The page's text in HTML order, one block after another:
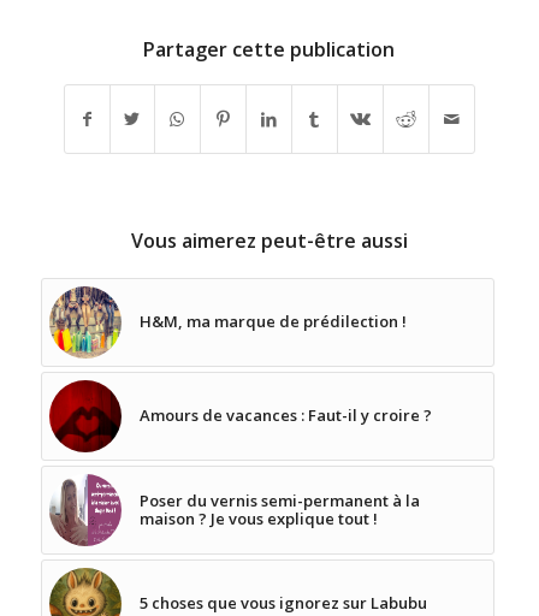
Partager cette publication
Vous aimerez peut-être aussi
H&M, ma marque de prédilection !
Amours de vacances : Faut-il y croire ?
Poser du vernis semi-permanent à la
maison ? Je vous explique tout !
5 choses que vous ignorez sur Labubu